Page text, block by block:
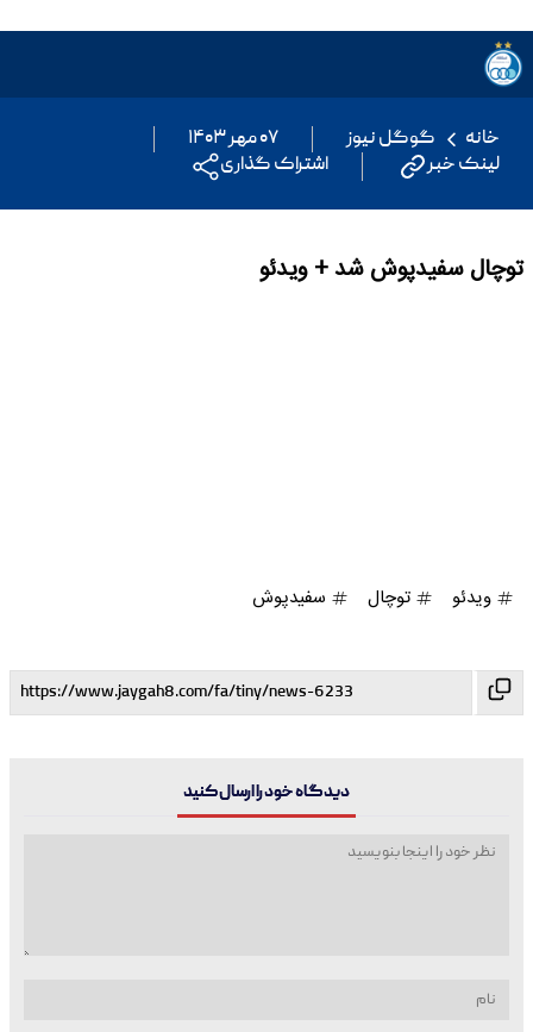
خانه گوگل نیوز
۰۷ مهر ۱۴۰۳
لینک خبر
اشتراک گذاری
توچال سفیدپوش شد + ویدئو
ویدئو توچال سفیدپوش
دیدگاه خود را ارسال کنید